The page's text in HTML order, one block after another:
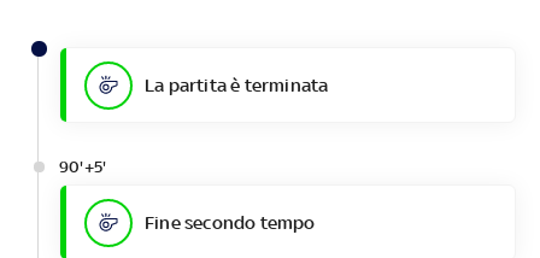
La partita è terminata
90'+5'
Fine secondo tempo